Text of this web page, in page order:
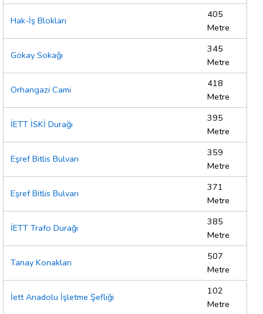
Hak-İş Blokları
405
Metre
Gökay Sokağı
345
Metre
Orhangazi Cami
418
Metre
İETT İSKİ Durağı
395
Metre
Eşref Bitlis Bulvarı
359
Metre
Eşref Bitlis Bulvarı
371
Metre
İETT Trafo Durağı
385
Metre
Tanay Konakları
507
Metre
İett Anadolu İşletme Şefliği
102
Metre